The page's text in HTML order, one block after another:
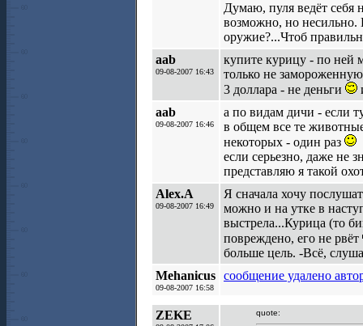
Думаю, пуля ведёт себя
возможно, но несильно.
оружие?...Чтоб
aab
09-08-2007 16:43
купите курицу - по ней
только не замороженную
3 доллара - не деньги
aab
09-08-2007 16:46
а по видам дичи - если
в общем все те
некоторых - один раз
если серьезно, даже не
представляю я такой
Alex.A
09-08-2007 16:49
Я сначала хочу
можно и на утке в
выстрела...Курица (то
повреждено, его не рвёт
больше цель. -Всё,
Mehanicus
09-08-2007 16:58
сообщение удалено
ZEKE quote: